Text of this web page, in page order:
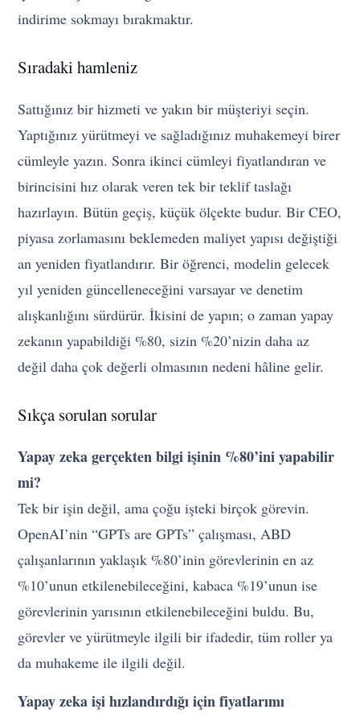
indirime sokmayı bırakmaktır.
Sıradaki hamleniz
Sattığınız bir hizmeti ve yakın bir müşteriyi seçin.
Yaptığınız yürütmeyi ve sağladığınız muhakemeyi birer
cümleyle yazın. Sonra ikinci cümleyi fiyatlandıran ve
birincisini hız olarak veren tek bir teklif taslağı
hazırlayın. Bütün geçiş, küçük ölçekte budur. Bir CEO,
piyasa zorlamasını beklemeden maliyet yapısı değiştiği
an yeniden fiyatlandırır. Bir öğrenci, modelin gelecek
yıl yeniden güncelleneceğini varsayar ve denetim
alışkanlığını sürdürür. İkisini de yapın; o zaman yapay
zekanın yapabildiği %80, sizin %20’nizin daha az
değil daha çok değerli olmasının nedeni hâline gelir.
Sıkça sorulan sorular
Yapay zeka gerçekten bilgi işinin %80’ini yapabilir
mi?
Tek bir işin değil, ama çoğu işteki birçok görevin.
OpenAI’nin “GPTs are GPTs” çalışması, ABD
çalışanlarının yaklaşık %80’inin görevlerinin en az
%10’unun etkilenebileceğini, kabaca %19’unun ise
görevlerinin yarısının etkilenebileceğini buldu. Bu,
görevler ve yürütmeyle ilgili bir ifadedir, tüm roller ya
da muhakeme ile ilgili değil.
Yapay zeka işi hızlandırdığı için fiyatlarımı